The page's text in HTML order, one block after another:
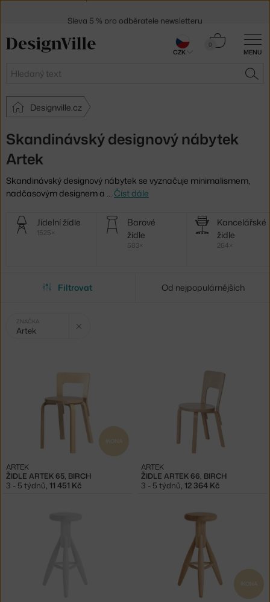
MENU
Hledat
0
Košík
Designville.cz
Skandinávský designový nábytek
Artek
Skandinávský designový nábytek se vyznačuje minimalismem,
nadčasovým designem a … Číst dále
Další
kategorie
Jídelní židle
1525×
Barové
židle
583×
Kancelářské
židle
264×
Filtrovat Od nejpopulárnějších
Vybrané
filtry:
ZNAČKA
Artek
IKONA
ŽIDLE ARTEK 65, BIRCH
ARTEK
3 - 5 týdnů 11 451 Kč
ŽIDLE ARTEK 66, BIRCH
ARTEK
3 - 5 týdnů 12 364 Kč
IKONA
30 dní na vrácení zboží
CZK